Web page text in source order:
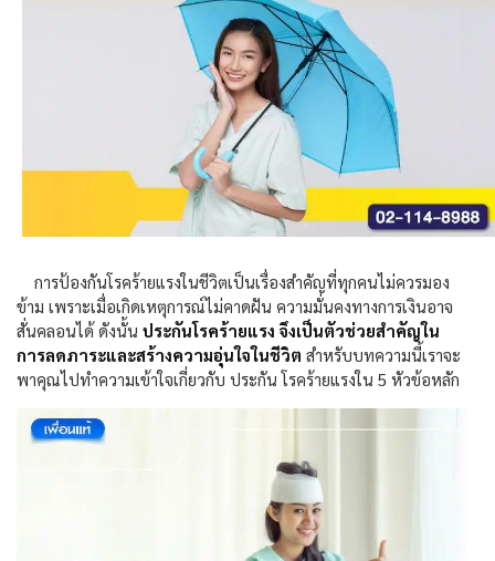
การป้องกันโรคร้ายแรงในชีวิตเป็นเรื่องสำคัญที่ทุกคนไม่ควรมอง
ข้าม เพราะเมื่อเกิดเหตุการณ์ไม่คาดฝัน ความมั่นคงทางการเงินอาจ
สั่นคลอนได้ ดังนั้น ประกันโรคร้ายแรง จึงเป็นตัวช่วยสำคัญใน
การลดภาระและสร้างความอุ่นใจในชีวิต สำหรับบทความนี้เราจะ
พาคุณไปทำความเข้าใจเกี่ยวกับ ประกัน โรคร้ายแรงใน 5 หัวข้อหลัก